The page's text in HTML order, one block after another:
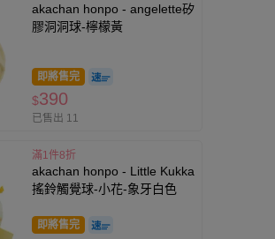
akachan honpo - angelette矽
膠洞洞球-檸檬黃
即將售完
$390
已售出 11
滿1件8折
akachan honpo - Little Kukka
搖鈴觸覺球-小花-象牙白色
即將售完